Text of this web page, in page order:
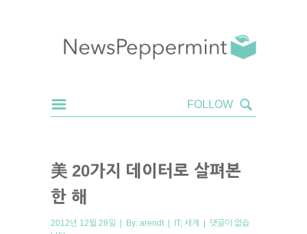
美 20가지 데이터로 살펴본
한 해
2012년 12월 28일 | By: arendt | IT, 세계 | 댓글이 없습